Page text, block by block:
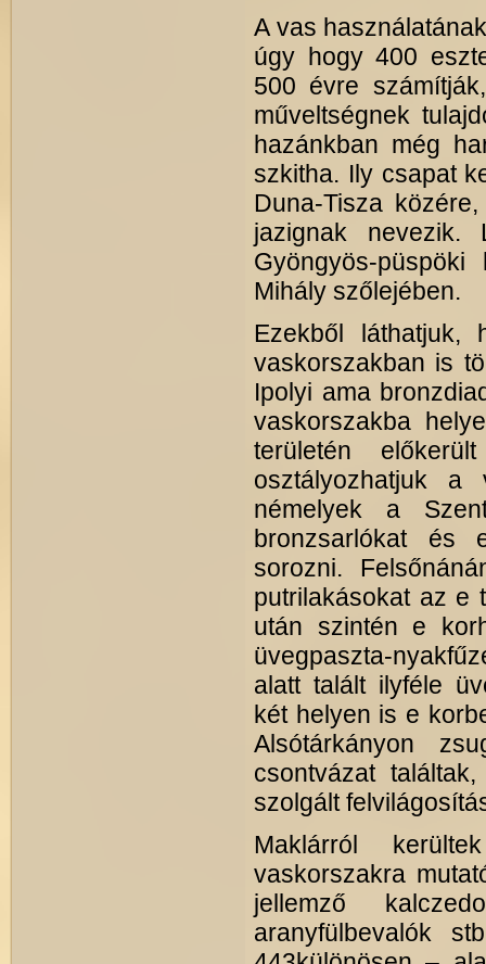
A vas
úgy hogy 400
500 évre
műveltségnek
hazánkban még
szkitha. Ily csapat
Duna-Tisza
jazignak nevezik.
Gyöngyös-
Mihály szőlejében.
Ezekből láthatjuk,
vaskorszakban is
Ipolyi ama
vaskorszakba
területén
osztályozhatjuk a
némelyek a
bronzsarlókat és
sorozni.
putrilakásokat az e
után szintén e
üvegpaszta-
alatt talált ilyféle
két helyen is e
Alsótárkányon
csontvázat
szolgált
Maklárról
vaskorszakra
jellemző
aranyfülbevalók